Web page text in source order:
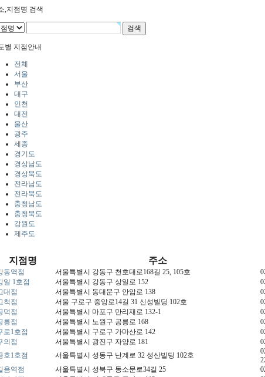
,지점명 검색
별 지점안내
전체
서울
부산
대구
인천
대전
울산
광주
세종
경기도
경상남도
경상북도
전라남도
전라북도
충청남도
충청북도
강원도
제주도
지점명 주소
동역점 서울특별시 강동구 천호대로168길 25, 105호
일 1호점
서울특별시 강동구 상일로 152
대점
서울특별시 동대문구 안암로 138
척점
서울 구로구 중앙로14길 31 신성빌딩 102호
덕점
서울특별시 마포구 만리재로 132-1
릉점
서울특별시 노원구 공릉로 168
로1호점
서울특별시 구로구 가마산로 142
의점
서울특별시 광진구 자양로 181
호1호점
서울특별시 성동구 난계로 32 성산빌딩 102호
음역점
서울특별시 성북구 동소문로34길 25